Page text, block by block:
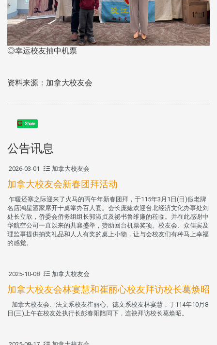
◎幸运校友抽中机票
资料来源：加拿大校友会
Share
公告讯息
2026-03-01 加拿大校友会
加拿大校友会新春团拜活动
乍暖还寒之际迎来了火马的丙午年新春团拜，于115年3月1日(日)假老牌
名店鸿星酒家席开十桌举办百人宴。会长庞婕欢迎台北经济文化办事处刘
处长立欣，侨委会侨务组组长郭淑贞及祕书鲁维廉的莅临。并在此感谢中
华航空公司一直以来的共襄盛举，赞助回台机票奖项。校友会、众佳宾及
理监事提供抽奖礼品和人人有奖的桌上小物，让与会校友们有种马上幸福
的感觉。
2025-10-08 加拿大校友会
加拿大校友会林宴慧和崔丽心校友拜访校长葛焕昭
加拿大校友会、法文系校友崔丽心、德文系校友林宴慧，于114年10月8
日(三)上午在校友处执行长彭春阳陪同下，连袂拜访校长葛焕昭。